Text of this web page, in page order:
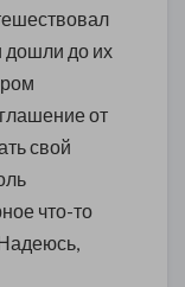
дошли до их
от
свой
что-то